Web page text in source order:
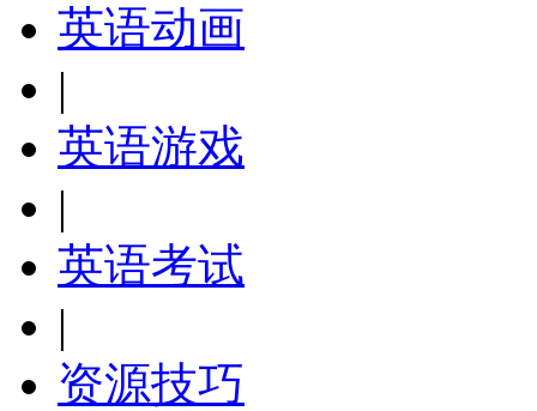
英语动画
|
英语游戏
|
英语考试
|
资源技巧